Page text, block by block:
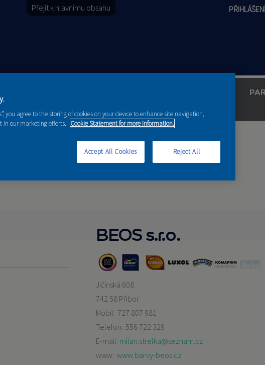
Přejít k hlavnímu obsahu
BEOS s.r.o.
Jičínská 608
742 58 Příbor
Mobil: 727 807 981
Telefon: 556 722 329
E-mail: milan.strelka@seznam.cz
www: www.barvy-beos.cz
you agree to the storing of cookies on your device to enhance site navigation,
in our marketing efforts. Cookie Statement for more information.
Reject All
Accept All Cookies